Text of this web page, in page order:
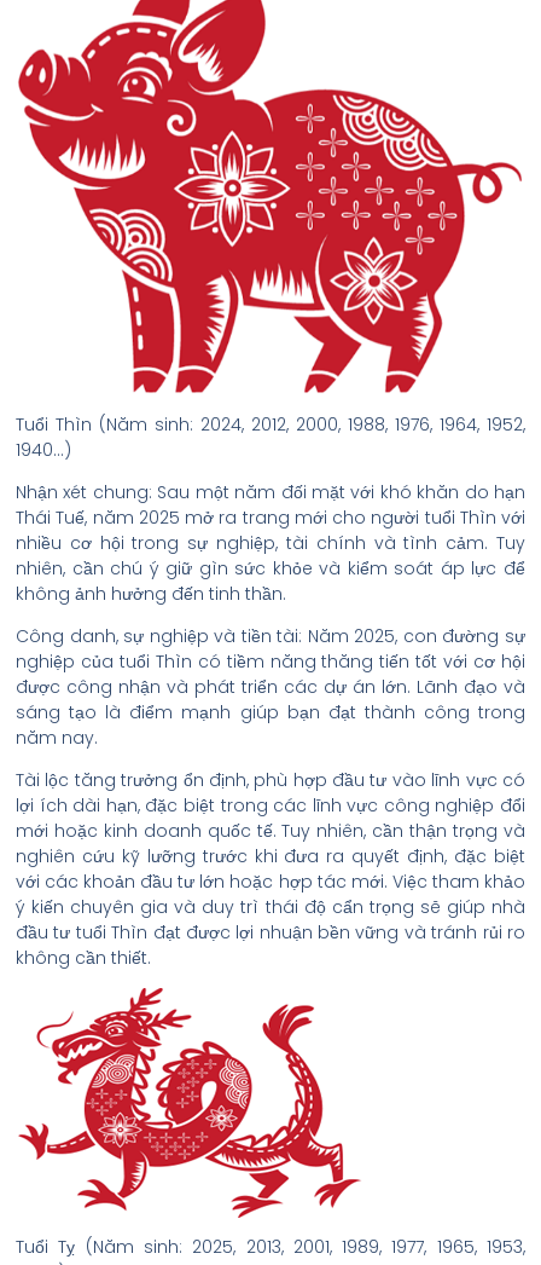
Tuổi Thìn (Năm sinh: 2024, 2012, 2000, 1988, 1976, 1964, 1952,
1940…)
Nhận xét chung: Sau một năm đối mặt với khó khăn do hạn
Thái Tuế, năm 2025 mở ra trang mới cho người tuổi Thìn với
nhiều cơ hội trong sự nghiệp, tài chính và tình cảm. Tuy
nhiên, cần chú ý giữ gìn sức khỏe và kiểm soát áp lực để
không ảnh hưởng đến tinh thần.
Công danh, sự nghiệp và tiền tài: Năm 2025, con đường sự
nghiệp của tuổi Thìn có tiềm năng thăng tiến tốt với cơ hội
được công nhận và phát triển các dự án lớn. Lãnh đạo và
sáng tạo là điểm mạnh giúp bạn đạt thành công trong
năm nay.
Tài lộc tăng trưởng ổn định, phù hợp đầu tư vào lĩnh vực có
lợi ích dài hạn, đặc biệt trong các lĩnh vực công nghiệp đổi
mới hoặc kinh doanh quốc tế. Tuy nhiên, cần thận trọng và
nghiên cứu kỹ lưỡng trước khi đưa ra quyết định, đặc biệt
với các khoản đầu tư lớn hoặc hợp tác mới. Việc tham khảo
ý kiến chuyên gia và duy trì thái độ cẩn trọng sẽ giúp nhà
đầu tư tuổi Thìn đạt được lợi nhuận bền vững và tránh rủi ro
không cần thiết.
Tuổi Tỵ (Năm sinh: 2025, 2013, 2001, 1989, 1977, 1965, 1953,